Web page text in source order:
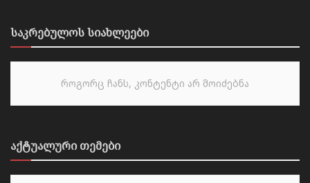
საკრებულოს სიახლეები
როგორც ჩანს, კონტენტი არ მოიძებნა
აქტუალური თემები